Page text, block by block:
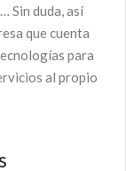
Sin duda, así
que cuenta
para
al propio